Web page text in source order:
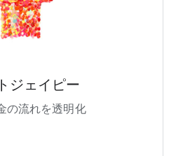
ジェイピー
の流れを透明化